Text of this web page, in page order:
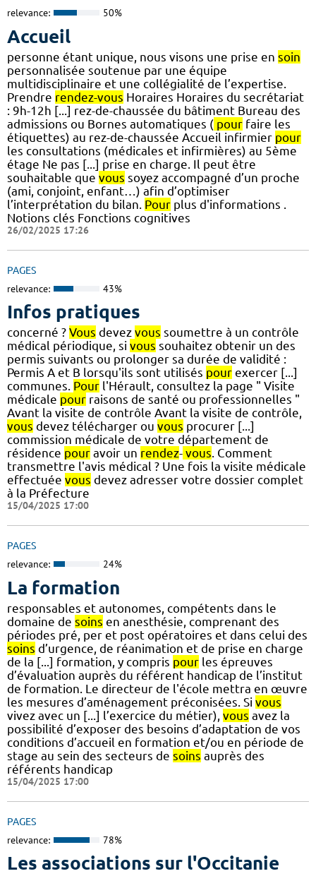
relevance: 50%
Accueil
personne étant unique, nous visons une prise en soin
personnalisée soutenue par une équipe
multidisciplinaire et une collégialité de l’expertise.
Prendre rendez-vous Horaires Horaires du secrétariat
: 9h-12h [...] rez-de-chaussée du bâtiment Bureau des
admissions ou Bornes automatiques ( pour faire les
étiquettes) au rez-de-chaussée Accueil infirmier pour
les consultations (médicales et infirmières) au 5ème
étage Ne pas [...] prise en charge. Il peut être
souhaitable que vous soyez accompagné d’un proche
(ami, conjoint, enfant…) afin d’optimiser
l’interprétation du bilan. Pour plus d'informations .
Notions clés Fonctions cognitives
26/02/2025 17:26
PAGES
relevance: 43%
Infos pratiques
concerné ? Vous devez vous soumettre à un contrôle
médical périodique, si vous souhaitez obtenir un des
permis suivants ou prolonger sa durée de validité :
Permis A et B lorsqu'ils sont utilisés pour exercer [...]
communes. Pour l'Hérault, consultez la page " Visite
médicale pour raisons de santé ou professionnelles "
Avant la visite de contrôle Avant la visite de contrôle,
vous devez télécharger ou vous procurer [...]
commission médicale de votre département de
résidence pour avoir un rendez- vous. Comment
transmettre l'avis médical ? Une fois la visite médicale
effectuée vous devez adresser votre dossier complet
à la Préfecture
15/04/2025 17:00
PAGES
relevance: 24%
La formation
responsables et autonomes, compétents dans le
domaine de soins en anesthésie, comprenant des
périodes pré, per et post opératoires et dans celui des
soins d’urgence, de réanimation et de prise en charge
de la [...] formation, y compris pour les épreuves
d’évaluation auprès du référent handicap de l’institut
de formation. Le directeur de l'école mettra en œuvre
les mesures d’aménagement préconisées. Si vous
vivez avec un [...] l’exercice du métier), vous avez la
possibilité d’exposer des besoins d’adaptation de vos
conditions d’accueil en formation et/ou en période de
stage au sein des secteurs de soins auprès des
référents handicap
15/04/2025 17:00
PAGES
relevance: 78%
Les associations sur l'Occitanie